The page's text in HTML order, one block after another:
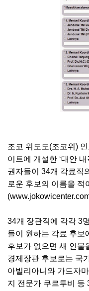
조코 위도도(조코위)
이트에 개설한 ‘대안
권자들이 34개 각료직
로운 후보의 이름을 적
34개 장관직에 각각 3
들이 원하는 각료 후보
후보가 없으면 새 인물
경제장관 후보로는 국
아빌리아니와 가드자
지 전문가 쿠르투비 등